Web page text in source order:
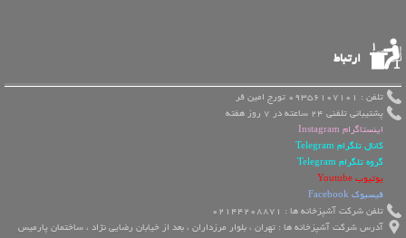
ارتباط
تلفن : 09356107101 تورج امین فر
پشتیبانی تلفنی 24 ساعته در 7 روز هفته
اینستاگرام Instagram
کانال تلگرام Telegram
گروه تلگرام Telegram
یوتیوب Youtube
فیسبوک Facebook
تلفن شرکت آشپزخانه ها : 02144208871
آدرس شرکت آشپزخانه ها : تهران ، بلوار مرزداران ، بعد از خیابان رضایی نژاد ، ساختمان پارمیس